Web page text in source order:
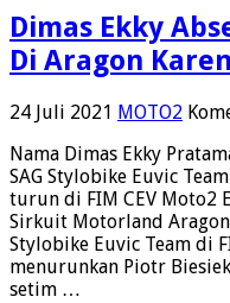
Dimas Ekky
Di Aragon
24 Juli 2021 MOTO2
Nama Dimas Ekky
SAG Stylobike Euvic
turun di FIM CEV Moto2
Sirkuit Motorland
Stylobike Euvic Team di
menurunkan Piotr
setim …